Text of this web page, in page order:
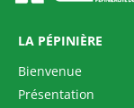
LA PÉPINIÈRE
Bienvenue
Présentation